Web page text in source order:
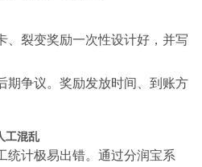
、裂变奖励一次性设计好，并写
期争议。奖励发放时间、到账方
工混乱
统计极易出错。通过分润宝系